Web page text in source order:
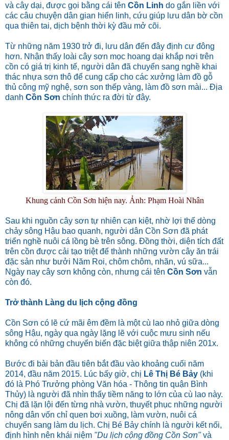
và cây dại, được gọi bằng cái tên Cồn Linh do gắn liền với
các câu chuyện dân gian hiển linh, cứu giúp lưu dân bờ cồn
qua thiên tai, dịch bệnh thời kỳ đầu mở cõi.
Từ những năm 1930 trở đi, lưu dân đến đây định cư đông
hơn. Nhận thấy loài cây sơn mọc hoang dại khắp nơi trên
cồn có giá trị kinh tế, người dân đã chuyển sang nghề khai
thác nhựa sơn thô để cung cấp cho các xưởng làm đồ gỗ
thủ công mỹ nghệ, sơn son thếp vàng, làm đồ sơn mài... Địa
danh Cồn Sơn chính thức ra đời từ đây.
Khung cảnh Cồn Sơn hiện nay. Ảnh: Phạm Hoài Nhân
Sau khi nguồn cây sơn tự nhiên cạn kiệt, nhờ lợi thế dòng
chảy sông Hậu bao quanh, người dân Cồn Sơn đã phát
triển nghề nuôi cá lồng bè trên sông. Đồng thời, diện tích đất
trên cồn được cải tạo triệt để thành những vườn cây ăn trái
đặc sản như bưởi Năm Roi, chôm chôm, nhãn, vú sữa...
Ngày nay cây sơn không còn, nhưng cái tên Cồn Sơn vẫn
còn đó.
Trở thành Làng du lịch cộng đồng
Cồn Sơn có lẽ cứ mãi êm đềm là một cù lao nhỏ giữa dòng
sông Hậu, ngày qua ngày lặng lẽ với cuộc mưu sinh nếu
không có những chuyển biến đặc biệt giữa thập niên 201x.
Bước đi bài bản đầu tiên bắt đầu vào khoảng cuối năm
2014, đầu năm 2015. Lúc bấy giờ, chị Lê Thị Bé Bảy (khi
đó là Phó Trưởng phòng Văn hóa - Thông tin quận Bình
Thủy) là người đã nhìn thấy tiềm năng to lớn của cù lao này.
Chị đã lặn lội đến từng nhà vườn, thuyết phục những người
nông dân vốn chỉ quen bơi xuồng, làm vườn, nuôi cá
chuyển sang làm du lịch. Chị Bé Bảy chính là người kết nối,
định hình nên khái niệm "Du lịch cộng đồng Cồn Sơn"và